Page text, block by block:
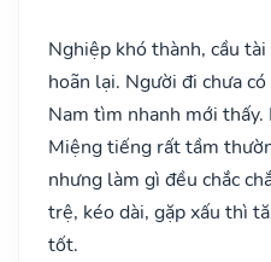
Nghiệp khó thành, cầu
hoãn lại. Người đi chưa
Nam tìm nhanh mới thấy.
Miệng tiếng rất tầm
nhưng làm gì đều chắc
trệ, kéo dài, gặp xấu thì
tốt.